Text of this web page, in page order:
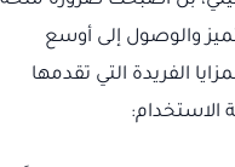
والوصول إلى أوسع
الفريدة التي تقدمها
الاستخدام: